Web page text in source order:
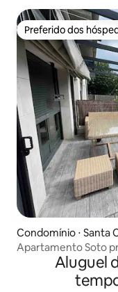
Preferido dos
Preferido dos
Condomínio ⋅ Santa
Apartamento Soto
Aluguel